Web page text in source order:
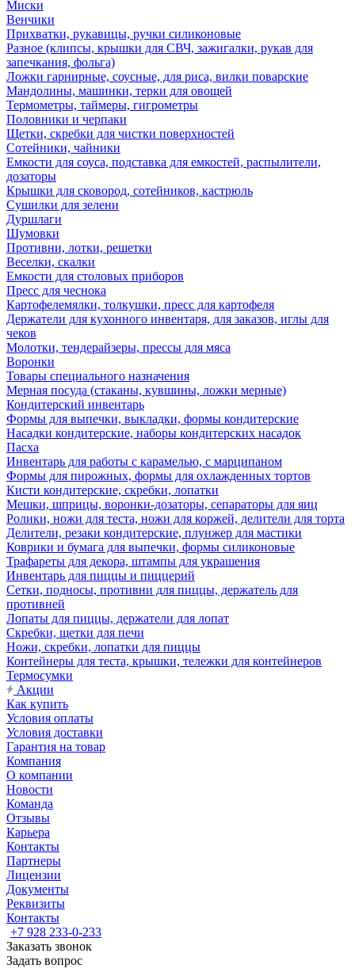
Миски
Венчики
Прихватки, рукавицы, ручки силиконовые
Разное (клипсы, крышки для СВЧ, зажигалки, рукав для
запечкания, фольга)
Ложки гарнирные, соусные, для риса, вилки поварские
Мандолины, машинки, терки для овощей
Термометры, таймеры, гигрометры
Половники и черпаки
Щетки, скребки для чистки поверхностей
Сотейники, чайники
Емкости для соуса, подставка для емкостей, распылители,
дозаторы
Крышки для сковород, сотейников, кастрюль
Сушилки для зелени
Дуршлаги
Шумовки
Противни, лотки, решетки
Веселки, скалки
Емкости для столовых приборов
Пресс для чеснока
Картофелемялки, толкушки, пресс для картофеля
Держатели для кухонного инвентаря, для заказов, иглы для
чеков
Молотки, тендерайзеры, прессы для мяса
Воронки
Товары специального назначения
Мерная посуда (стаканы, кувшины, ложки мерные)
Кондитерский инвентарь
Формы для выпечки, выкладки, формы кондитерские
Насадки кондитерские, наборы кондитерских насадок
Пасха
Инвентарь для работы с карамелью, с марципаном
Формы для пирожных, формы для охлажденных тортов
Кисти кондитерские, скребки, лопатки
Мешки, шприцы, воронки-дозаторы, сепараторы для яиц
Ролики, ножи для теста, ножи для коржей, делители для торта
Делители, резаки кондитерские, плунжер для мастики
Коврики и бумага для выпечки, формы силиконовые
Трафареты для декора, штампы для украшения
Инвентарь для пиццы и пиццерий
Сетки, подносы, противни для пиццы, держатель для
противней
Лопаты для пиццы, держатели для лопат
Скребки, щетки для печи
Ножи, скребки, лопатки для пиццы
Контейнеры для теста, крышки, тележки для контейнеров
Термосумки
Акции
Как купить
Условия оплаты
Условия доставки
Гарантия на товар
Компания
О компании
Новости
Команда
Отзывы
Карьера
Контакты
Партнеры
Лицензии
Документы
Реквизиты
Контакты
+7 928 233-0-233
Заказать звонок
Задать вопрос